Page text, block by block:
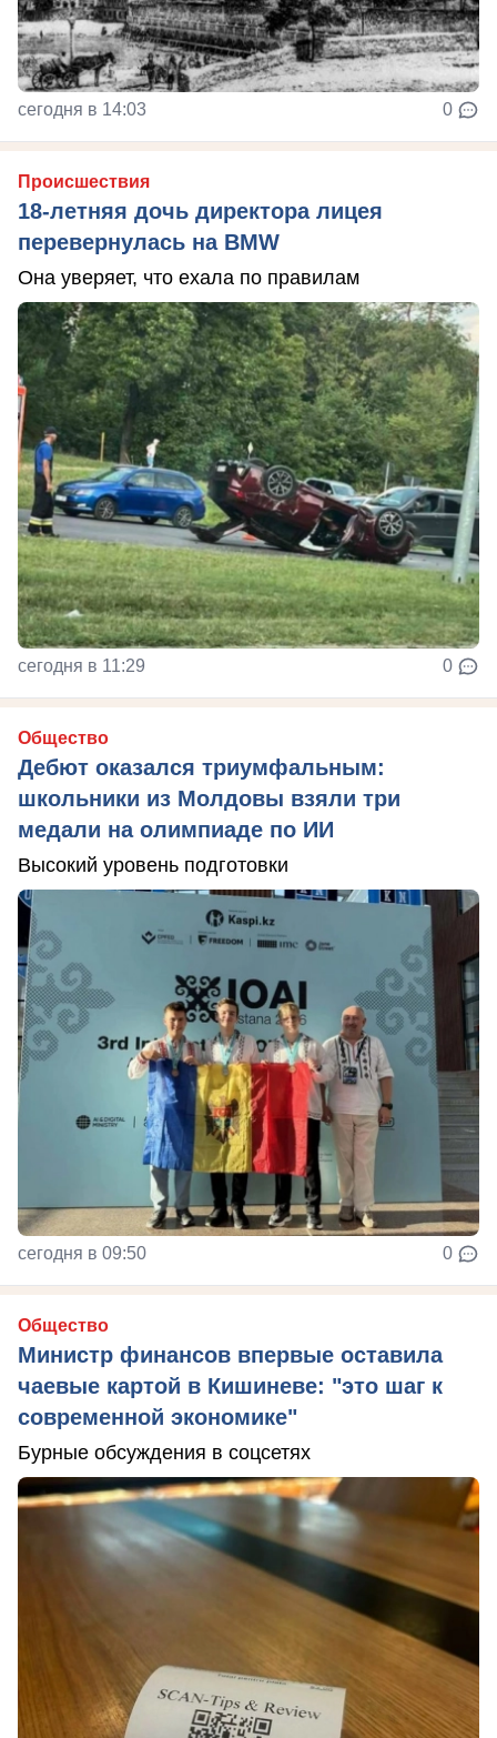
сегодня в 14:03 0
Происшествия
18-летняя дочь директора лицея
перевернулась на BMW
Она уверяет, что ехала по правилам
сегодня в 11:29 0
Общество
Дебют оказался триумфальным:
школьники из Молдовы взяли три
медали на олимпиаде по ИИ
Высокий уровень подготовки
сегодня в 09:50 0
Общество
Министр финансов впервые оставила
чаевые картой в Кишиневе: "это шаг к
современной экономике"
Бурные обсуждения в соцсетях